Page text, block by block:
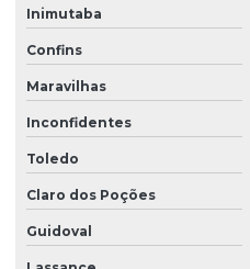
Inimutaba
Confins
Maravilhas
Inconfidentes
Toledo
Claro dos Poções
Guidoval